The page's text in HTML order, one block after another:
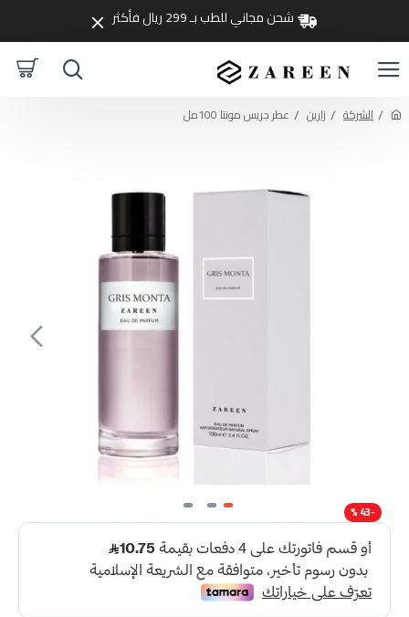
شحن مجاني للطب بـ 299 ريال فأكثر
الشركة زارين عطر جريس مونتا 100مل
-43 %